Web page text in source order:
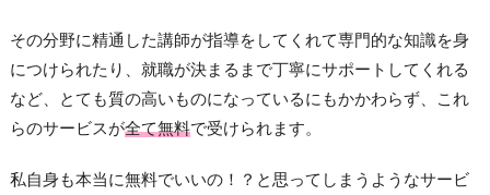
その分野に精通した講師が指導をしてくれて専門的な知識を身
につけられたり、就職が決まるまで丁寧にサポートしてくれる
など、とても質の高いものになっているにもかかわらず、これ
らのサービスが全て無料で受けられます。
私自身も本当に無料でいいの！？と思ってしまうようなサービ